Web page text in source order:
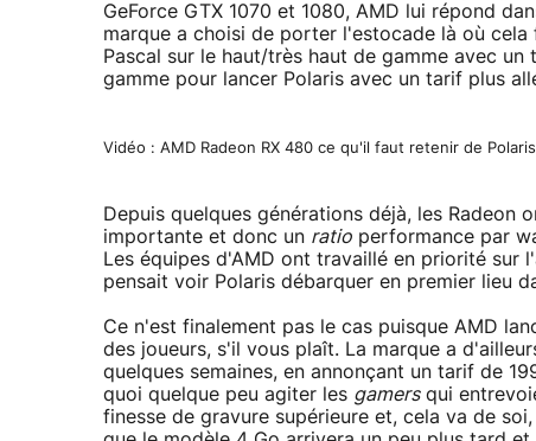
GeForce GTX 1070 et 1080, AMD lui répond
marque a choisi de porter l'estocade là où
Pascal sur le haut/très haut de gamme avec
gamme pour lancer Polaris avec un tarif plus
Vidéo : AMD Radeon RX 480 ce qu'il faut retenir de Polaris
Depuis quelques générations déjà, les
importante et donc un ratio performance par
Les équipes d'AMD ont travaillé en priorité
pensait voir Polaris débarquer en premier lieu
Ce n'est finalement pas le cas puisque AMD
des joueurs, s'il vous plaît. La marque a
quelques semaines, en annonçant un tarif de
quoi quelque peu agiter les gamersqui
finesse de gravure supérieure et, cela va de